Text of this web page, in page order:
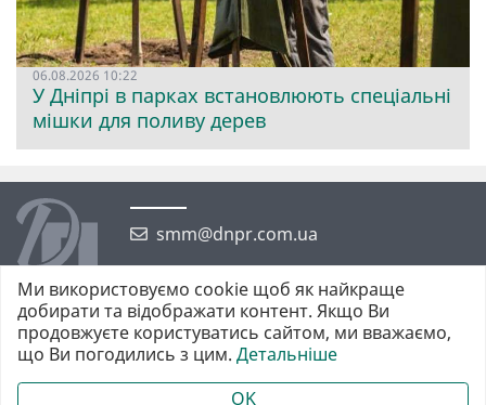
06.08.2026 10:22
У Дніпрі в парках встановлюють спеціальні
мішки для поливу дерев
smm@dnpr.com.ua
©2026 https://dnpr.com.ua Дніпровська порадниця
Всі права захищені. При повному або частковому використанні
Ми використовуємо cookie щоб як найкраще
добирати та відображати контент. Якщо Ви
продовжуєте користуватись сайтом, ми вважаємо,
що Ви погодились з цим. Детальніше
OK